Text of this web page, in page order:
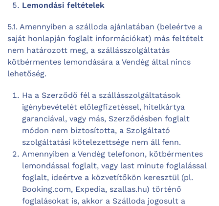
Lemondási feltételek
5.1. Amennyiben a szálloda ajánlatában (beleértve a
saját honlapján foglalt információkat) más feltételt
nem határozott meg, a szállásszolgáltatás
kötbérmentes lemondására a Vendég által nincs
lehetőség.
Ha a Szerződő fél a szállásszolgáltatások
igénybevételét előlegfizetéssel, hitelkártya
garanciával, vagy más, Szerződésben foglalt
módon nem biztosította, a Szolgáltató
szolgáltatási kötelezettsége nem áll fenn.
Amennyiben a Vendég telefonon, kötbérmentes
lemondással foglalt, vagy last minute foglalással
foglalt, ideértve a közvetítőkön keresztül (pl.
Booking.com, Expedia, szallas.hu) történő
foglalásokat is, akkor a Szálloda jogosult a